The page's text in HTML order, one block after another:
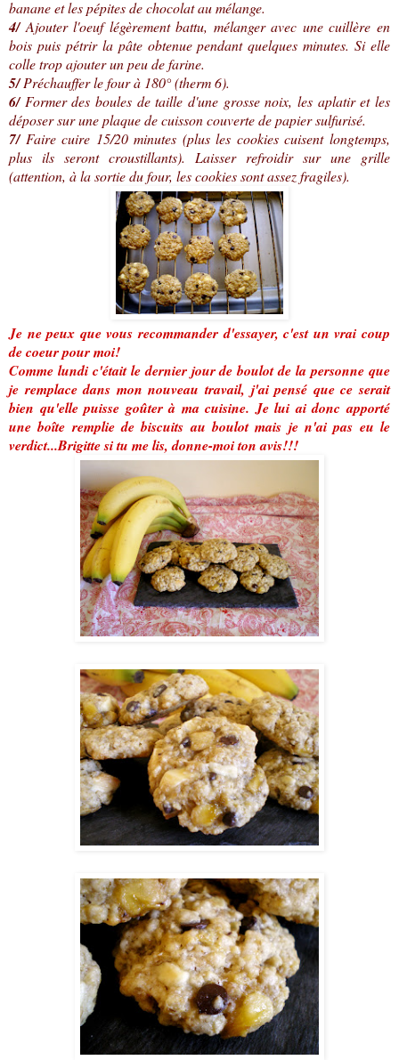
banane et les pépites de chocolat au mélange.
4/Ajouter l'oeuf légèrement battu, mélanger avec une cuillère en
bois puis pétrir la pâte obtenue pendant quelques minutes. Si elle
colle trop ajouter un peu de farine.
5/Préchauffer le four à 180° (therm 6).
6/Former des boules de taille d'une grosse noix, les aplatir et les
déposer sur une plaque de cuisson couverte de papier sulfurisé.
7/Faire cuire 15/20 minutes (plus les cookies cuisent longtemps,
plus ils seront croustillants). Laisser refroidir sur une grille
(attention, à la sortie du four, les cookies sont assez fragiles).
Je ne peux que vous recommander d'essayer, c'est un vrai coup
de coeur pour moi!
Comme lundi c'était le dernier jour de boulot de la personne que
je remplace dans mon nouveau travail, j'ai pensé que ce serait
bien qu'elle puisse goûter à ma cuisine. Je lui ai donc apporté
une boîte remplie de biscuits au boulot mais je n'ai pas eu le
verdict...Brigitte si tu me lis, donne-moi ton avis!!!